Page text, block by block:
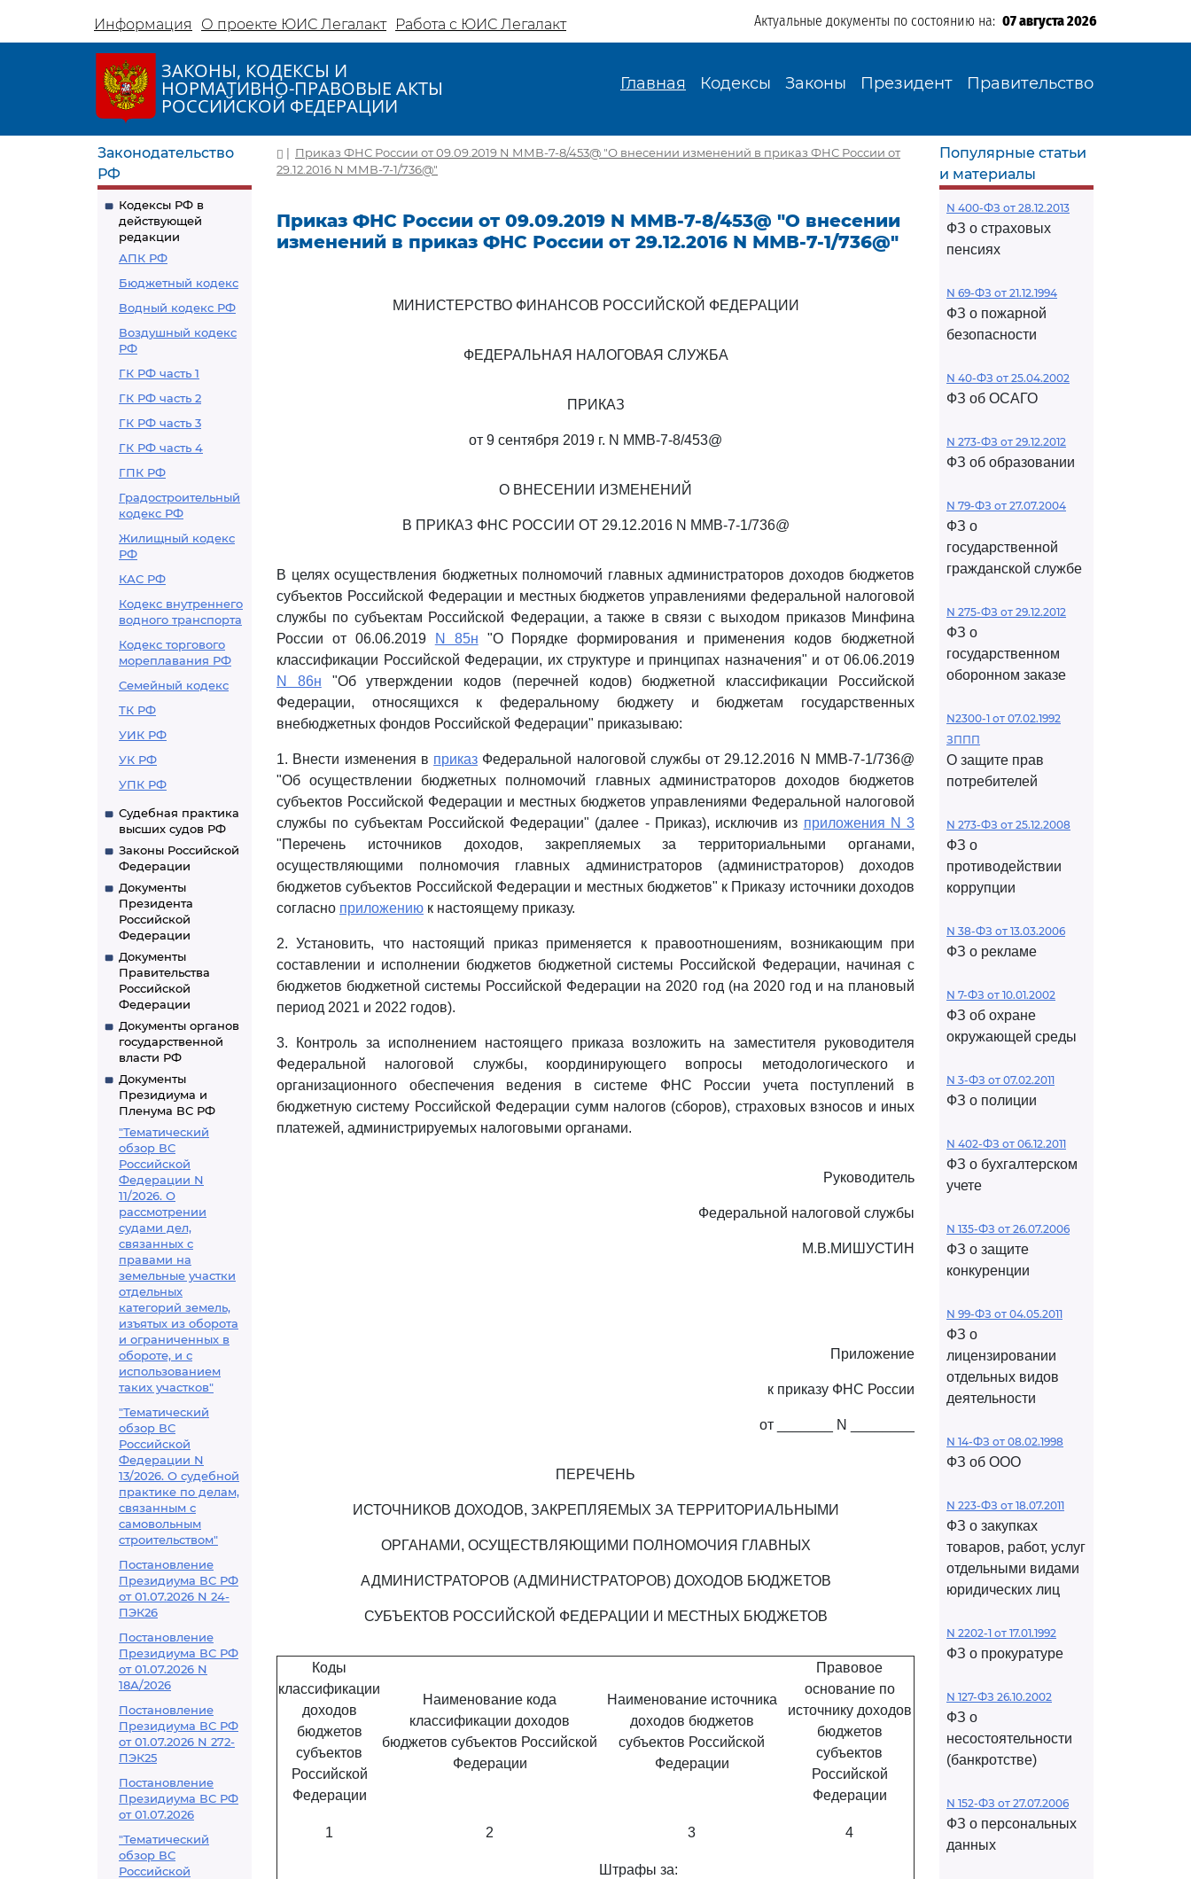
Информация О проекте ЮИС Легалакт Работа с ЮИС Легалакт Актуальные документы по состоянию на: 07 августа 2026
ЗАКОНЫ, КОДЕКСЫ И
НОРМАТИВНО-ПРАВОВЫЕ АКТЫ
РОССИЙСКОЙ ФЕДЕРАЦИИ
Главная Кодексы Законы Президент Правительство
Законодательство
РФ
Кодексы РФ в
действующей
редакции
АПК РФ
Бюджетный кодекс
Водный кодекс РФ
Воздушный кодекс
РФ
ГК РФ часть 1
ГК РФ часть 2
ГК РФ часть 3
ГК РФ часть 4
ГПК РФ
Градостроительный
кодекс РФ
Жилищный кодекс
РФ
КАС РФ
Кодекс внутреннего
водного транспорта
Кодекс торгового
мореплавания РФ
Семейный кодекс
ТК РФ
УИК РФ
УК РФ
УПК РФ
Судебная практика
высших судов РФ
Законы Российской
Федерации
Документы
Президента
Российской
Федерации
Документы
Правительства
Российской
Федерации
Документы органов
государственной
власти РФ
Документы
Президиума и
Пленума ВС РФ
"Тематический
обзор ВС
Российской
Федерации N
11/2026. О
рассмотрении
судами дел,
связанных с
правами на
земельные участки
отдельных
категорий земель,
изъятых из оборота
и ограниченных в
обороте, и с
использованием
таких участков"
"Тематический
обзор ВС
Российской
Федерации N
13/2026. О судебной
практике по делам,
связанным с
самовольным
строительством"
Постановление
Президиума ВС РФ
от 01.07.2026 N 24-
ПЭК26
Постановление
Президиума ВС РФ
от 01.07.2026 N
18А/2026
Постановление
Президиума ВС РФ
от 01.07.2026 N 272-
ПЭК25
Постановление
Президиума ВС РФ
от 01.07.2026
"Тематический
обзор ВС
Российской
| Приказ ФНС России от 09.09.2019 N ММВ-7-8/453@ "О внесении изменений в приказ ФНС России от
29.12.2016 N ММВ-7-1/736@"
Приказ ФНС России от 09.09.2019 N ММВ-7-8/453@ "О внесении
изменений в приказ ФНС России от 29.12.2016 N ММВ-7-1/736@"
МИНИСТЕРСТВО ФИНАНСОВ РОССИЙСКОЙ ФЕДЕРАЦИИ
ФЕДЕРАЛЬНАЯ НАЛОГОВАЯ СЛУЖБА
ПРИКАЗ
от 9 сентября 2019 г. N ММВ-7-8/453@
О ВНЕСЕНИИ ИЗМЕНЕНИЙ
В ПРИКАЗ ФНС РОССИИ ОТ 29.12.2016 N ММВ-7-1/736@
В целях осуществления бюджетных полномочий главных администраторов доходов бюджетов
субъектов Российской Федерации и местных бюджетов управлениями федеральной налоговой
службы по субъектам Российской Федерации, а также в связи с выходом приказов Минфина
России от 06.06.2019
N 85н "О Порядке формирования и применения кодов бюджетной
классификации Российской Федерации, их структуре и принципах назначения" и от 06.06.2019
N 86н "Об утверждении кодов (перечней кодов) бюджетной классификации Российской
Федерации, относящихся к федеральному бюджету и бюджетам государственных
внебюджетных фондов Российской Федерации" приказываю:
1. Внести изменения в приказ Федеральной налоговой службы от 29.12.2016 N ММВ-7-1/736@
"Об осуществлении бюджетных полномочий главных администраторов доходов бюджетов
субъектов Российской Федерации и местных бюджетов управлениями Федеральной налоговой
службы по субъектам Российской Федерации" (далее - Приказ), исключив из приложения N 3
"Перечень источников доходов, закрепляемых за территориальными органами,
осуществляющими полномочия главных администраторов (администраторов) доходов
бюджетов субъектов Российской Федерации и местных бюджетов" к Приказу источники доходов
согласно приложению к настоящему приказу.
2. Установить, что настоящий приказ применяется к правоотношениям, возникающим при
составлении и исполнении бюджетов бюджетной системы Российской Федерации, начиная с
бюджетов бюджетной системы Российской Федерации на 2020 год (на 2020 год и на плановый
период 2021 и 2022 годов).
3. Контроль за исполнением настоящего приказа возложить на заместителя руководителя
Федеральной налоговой службы, координирующего вопросы методологического и
организационного обеспечения ведения в системе ФНС России учета поступлений в
бюджетную систему Российской Федерации сумм налогов (сборов), страховых взносов и иных
платежей, администрируемых налоговыми органами.
Руководитель
Федеральной налоговой службы
М.В.МИШУСТИН
Приложение
к приказу ФНС России
от _______ N ________
ПЕРЕЧЕНЬ
ИСТОЧНИКОВ ДОХОДОВ, ЗАКРЕПЛЯЕМЫХ ЗА ТЕРРИТОРИАЛЬНЫМИ
ОРГАНАМИ, ОСУЩЕСТВЛЯЮЩИМИ ПОЛНОМОЧИЯ ГЛАВНЫХ
АДМИНИСТРАТОРОВ (АДМИНИСТРАТОРОВ) ДОХОДОВ БЮДЖЕТОВ
СУБЪЕКТОВ РОССИЙСКОЙ ФЕДЕРАЦИИ И МЕСТНЫХ БЮДЖЕТОВ
Коды
классификации
доходов
бюджетов
субъектов
Российской
Федерации
Наименование кода
классификации доходов
бюджетов субъектов Российской
Федерации
Наименование источника
доходов бюджетов
субъектов Российской
Федерации
Правовое
основание по
источнику доходов
бюджетов
субъектов
Российской
Федерации
1 2 3 4
Штрафы за:
Популярные статьи
и материалы
N 400-ФЗ от 28.12.2013
ФЗ о страховых
пенсиях
N 69-ФЗ от 21.12.1994
ФЗ о пожарной
безопасности
N 40-ФЗ от 25.04.2002
ФЗ об ОСАГО
N 273-ФЗ от 29.12.2012
ФЗ об образовании
N 79-ФЗ от 27.07.2004
ФЗ о
государственной
гражданской службе
N 275-ФЗ от 29.12.2012
ФЗ о
государственном
оборонном заказе
N2300-1 от 07.02.1992
ЗППП
О защите прав
потребителей
N 273-ФЗ от 25.12.2008
ФЗ о
противодействии
коррупции
N 38-ФЗ от 13.03.2006
ФЗ о рекламе
N 7-ФЗ от 10.01.2002
ФЗ об охране
окружающей среды
N 3-ФЗ от 07.02.2011
ФЗ о полиции
N 402-ФЗ от 06.12.2011
ФЗ о бухгалтерском
учете
N 135-ФЗ от 26.07.2006
ФЗ о защите
конкуренции
N 99-ФЗ от 04.05.2011
ФЗ о
лицензировании
отдельных видов
деятельности
N 14-ФЗ от 08.02.1998
ФЗ об ООО
N 223-ФЗ от 18.07.2011
ФЗ о закупках
товаров, работ, услуг
отдельными видами
юридических лиц
N 2202-1 от 17.01.1992
ФЗ о прокуратуре
N 127-ФЗ 26.10.2002
ФЗ о
несостоятельности
(банкротстве)
N 152-ФЗ от 27.07.2006
ФЗ о персональных
данных